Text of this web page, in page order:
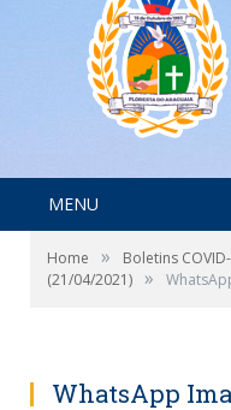
MENU
Home » Boletins
(21/04/2021) »
WhatsApp